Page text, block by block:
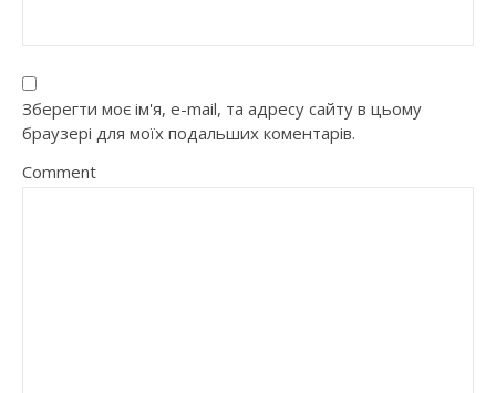
Зберегти моє ім'я, e-mail, та адресу сайту в цьому
браузері для моїх подальших коментарів.
Comment